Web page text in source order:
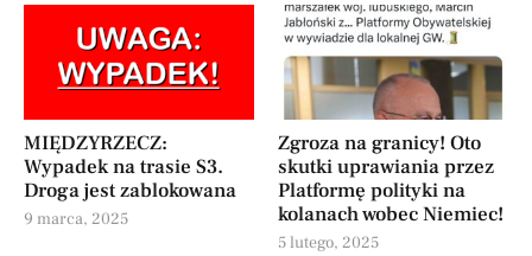
MIĘDZYRZECZ:
Wypadek na trasie S3.
Droga jest zablokowana
9 marca, 2025
Zgroza na granicy! Oto
skutki uprawiania przez
Platformę polityki na
kolanach wobec Niemiec!
5 lutego, 2025